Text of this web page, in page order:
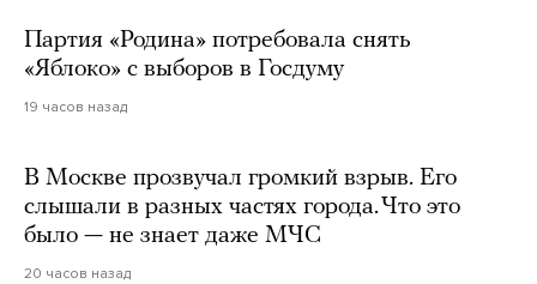
Партия «Родина» потребовала снять
«Яблоко» с выборов в Госдуму
19 часов назад
В Москве прозвучал громкий взрыв. Его
слышали в разных частях города. Что это
было — не знает даже МЧС
20 часов назад